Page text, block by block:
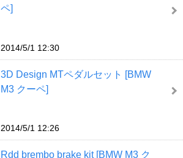
ペ]
2014/5/1 12:30
3D Design MTペダルセット [BMW
M3 クーペ]
2014/5/1 12:26
Rdd brembo brake kit [BMW M3 ク